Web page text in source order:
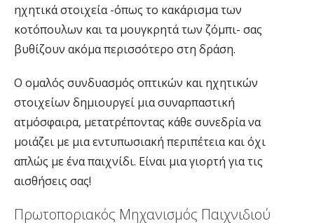
ηχητικά στοιχεία -όπως το κακάρισμα των
κοτόπουλων και τα μουγκρητά των ζόμπι- σας
βυθίζουν ακόμα περισσότερο στη δράση.
Ο ομαλός συνδυασμός οπτικών και ηχητικών
στοιχείων δημιουργεί μια συναρπαστική
ατμόσφαιρα, μετατρέποντας κάθε συνεδρία να
μοιάζει με μια εντυπωσιακή περιπέτεια και όχι
απλώς με ένα παιχνίδι. Είναι μια γιορτή για τις
αισθήσεις σας!
Πρωτοποριακός Μηχανισμός Παιχνιδιού